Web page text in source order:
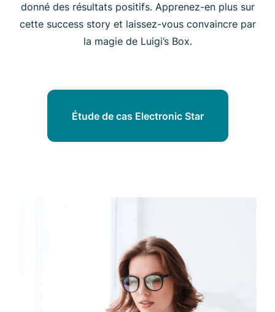
donné des résultats positifs. Apprenez-en plus sur
cette success story et laissez-vous convaincre par
la magie de Luigi’s Box.
Étude de cas Electronic Star